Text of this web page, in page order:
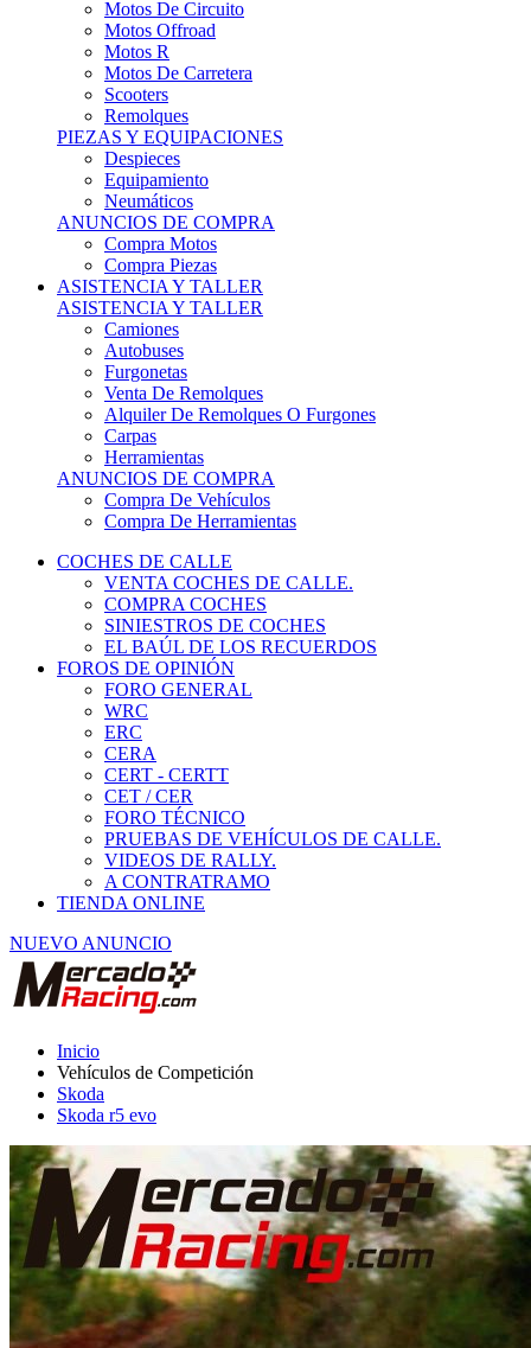
Motos R
Motos De Carretera
Scooters
Remolques
PIEZAS Y EQUIPACIONES
Despieces
Equipamiento
Neumáticos
ANUNCIOS DE COMPRA
Compra Motos
Compra Piezas
ASISTENCIA Y TALLER
ASISTENCIA Y TALLER
Camiones
Autobuses
Furgonetas
Venta De Remolques
Alquiler De Remolques O Furgones
Carpas
Herramientas
ANUNCIOS DE COMPRA
Compra De Vehículos
Compra De Herramientas
COCHES DE CALLE
VENTA COCHES DE CALLE.
COMPRA COCHES
SINIESTROS DE COCHES
EL BAÚL DE LOS RECUERDOS
FOROS DE OPINIÓN
FORO GENERAL
WRC
ERC
CERA
CERT - CERTT
CET / CER
FORO TÉCNICO
PRUEBAS DE VEHÍCULOS DE CALLE.
VIDEOS DE RALLY.
A CONTRATRAMO
TIENDA ONLINE
NUEVO ANUNCIO
Vehículos de Competición
Skoda
Skoda r5 evo